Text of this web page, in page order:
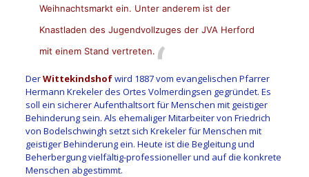
Weihnachtsmarkt ein. Unter anderem ist der
Knastladen des Jugendvollzuges der JVA Herford
mit einem Stand vertreten.
DerWittekindshofwird 1887 vom evangelischen Pfarrer
Hermann Krekeler des Ortes Volmerdingsen gegründet. Es
soll ein sicherer Aufenthaltsort für Menschen mit geistiger
Behinderung sein. Als ehemaliger Mitarbeiter von Friedrich
von Bodelschwingh setzt sich Krekeler für Menschen mit
geistiger Behinderung ein. Heute ist die Begleitung und
Beherbergung vielfältig-professioneller und auf die konkrete
Menschen abgestimmt.